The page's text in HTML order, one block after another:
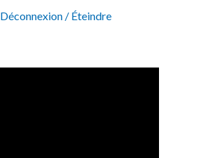
Déconnexion / Éteindre